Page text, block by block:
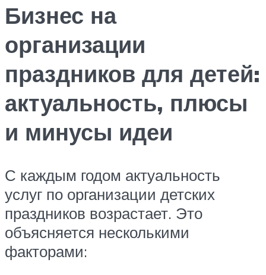
Бизнес на
организации
праздников для детей:
актуальность, плюсы
и минусы идеи
С каждым годом актуальность
услуг по организации детских
праздников возрастает. Это
объясняется несколькими
факторами: